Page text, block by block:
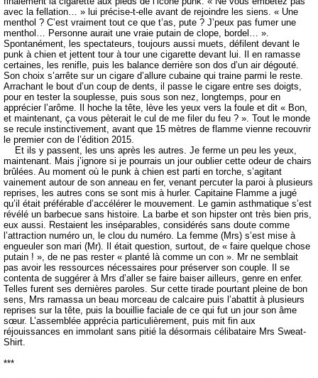
avec la fellation… » lui précise-t-elle avant de rejoindre les siens. « Une
menthol ? C’est vraiment tout ce que t’as, pute ? J’peux pas fumer une
menthol… Personne aurait une vraie putain de clope, bordel… ».
Spontanément, les spectateurs, toujours aussi muets, défilent devant le
punk à chien et jettent tour à tour une cigarette devant lui. Il en ramasse
certaines, les renifle, puis les balance derrière son dos d’un air dégouté.
Son choix s’arrête sur un cigare d’allure cubaine qui traine parmi le reste.
Arrachant le bout d’un coup de dents, il passe le cigare entre ses doigts,
pour en tester la souplesse, puis sous son nez, longtemps, pour en
apprécier l’arôme. Il hoche la tête, lève les yeux vers la foule et dit « Bon,
et maintenant, ça vous pèterait le cul de me filer du feu ? ». Tout le monde
se recule instinctivement, avant que 15 mètres de flamme vienne recouvrir
le premier con de l’édition 2015.
Et ils y passent, les uns après les autres. Je ferme un peu les yeux,
maintenant. Mais j’ignore si je pourrais un jour oublier cette odeur de chairs
brûlées. Au moment où le punk à chien est parti en torche, s’agitant
vainement autour de son anneau en fer, venant percuter la paroi à plusieurs
reprises, les autres cons se sont mis à hurler. Capitaine Flamme a jugé
qu’il était préférable d’accélérer le mouvement. Le gamin asthmatique s’est
révélé un barbecue sans histoire. La barbe et son hipster ont très bien pris,
eux aussi. Restaient les inséparables, considérés sans doute comme
l’attraction numéro un, le clou du numéro. La femme (Mrs) s’est mise à
engueuler son mari (Mr). Il était question, surtout, de « faire quelque chose
putain ! », de ne pas rester « planté là comme un con ». Mr ne semblait
pas avoir les ressources nécessaires pour préserver son couple. Il se
contenta de suggérer à Mrs d’aller se faire baiser ailleurs, genre en enfer.
Telles furent ses dernières paroles. Sur cette tirade pourtant pleine de bon
sens, Mrs ramassa un beau morceau de calcaire puis l’abattit à plusieurs
reprises sur la tête, puis la bouillie faciale de ce qui fut un jour son âme
sœur. L’assemblée apprécia particulièrement, puis mit fin aux
réjouissances en immolant sans pitié la désormais célibataire Mrs Sweat-
Shirt.
***